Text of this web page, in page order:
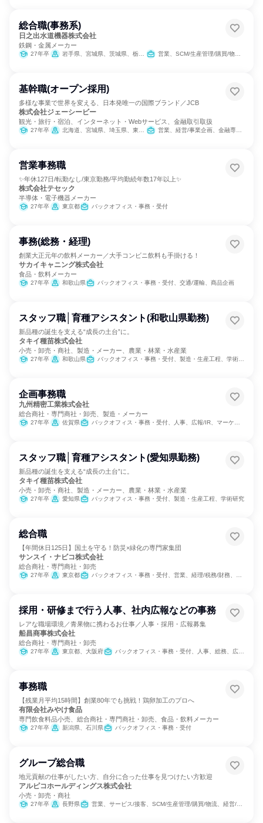
総合職(事務系)
日之出水道機器株式会社
鉄鋼・金属メーカー
27年卒 岩手県、宮城県、茨城県、栃木県、群馬県、埼玉県、千葉県、東京都、神奈川県、新潟県、石川県、長野県、静岡県、愛知県、滋賀県、京都府、大阪府、兵庫県、鳥取県、岡山県、広島県、山口県、愛媛県、高知県、福岡県、佐賀県、長崎県、熊本県、宮崎県、鹿児島県 営業、SCM/生産管理/購買/物流、経理/税務/財務、総務、法務/知財、マーケティング・広告・宣伝
基幹職(オープン採用)
多様な事業で世界を変える、日本発唯一の国際ブランド／JCB
株式会社ジェーシービー
観光・旅行・宿泊、インターネット・Webサービス、金融取引取扱
27年卒 北海道、宮城県、埼玉県、東京都、愛知県、大阪府、鳥取県、島根県、広島県、福岡県 営業、経営/事業企画、金融専門職、経理/税務/財務、人事、総務、法務/知財、商品企画、マーケティング・広告・宣伝、カスタマーサポート/コールセンター
営業事務職
✨年休127日/転勤なし/東京勤務/平均勤続年数17年以上✨
株式会社テセック
半導体・電子機器メーカー
27年卒 東京都 バックオフィス・事務・受付
事務(総務・経理)
創業大正元年の飲料メーカー／大手コンビニ飲料も手掛ける！
サカイキャニング株式会社
食品・飲料メーカー
27年卒 和歌山県 バックオフィス・事務・受付、交通/運輸、商品企画
スタッフ職│育種アシスタント(和歌山県勤務)
新品種の誕生を支える“成長の土台”に。
タキイ種苗株式会社
小売・卸売・商社、製造・メーカー、農業・林業・水産業
27年卒 和歌山県 バックオフィス・事務・受付、製造・生産工程、学術研究
企画事務職
九州精密工業株式会社
総合商社・専門商社・卸売、製造・メーカー
27年卒 佐賀県 バックオフィス・事務・受付、人事、広報/IR、マーケティング・広告・宣伝
スタッフ職│育種アシスタント(愛知県勤務)
新品種の誕生を支える“成長の土台”に。
タキイ種苗株式会社
小売・卸売・商社、製造・メーカー、農業・林業・水産業
27年卒 愛知県 バックオフィス・事務・受付、製造・生産工程、学術研究
総合職
【年間休日125日】国土を守る！防災×緑化の専門家集団
サンスイ・ナビコ株式会社
総合商社・専門商社・卸売
27年卒 東京都 バックオフィス・事務・受付、営業、経理/税務/財務、人事、総務、製造・生産工程、建築/土木/プラント専門職
採用・研修まで行う人事、社内広報などの事務
レアな職場環境／青果物に携わるお仕事／人事・採用・広報募集
船昌商事株式会社
総合商社・専門商社・卸売
27年卒 東京都、大阪府 バックオフィス・事務・受付、人事、総務、広報/IR
事務職
【残業月平均15時間】創業80年でも挑戦！鶏卵加工のプロへ
有限会社みやけ食品
専門飲食料品小売、総合商社・専門商社・卸売、食品・飲料メーカー
27年卒 新潟県、石川県 バックオフィス・事務・受付
グループ総合職
地元貢献の仕事がしたい方、自分に合った仕事を見つけたい方歓迎
アルピコホールディングス株式会社
小売・卸売・商社
27年卒 長野県 営業、サービス/接客、SCM/生産管理/購買/物流、経営/事業企画